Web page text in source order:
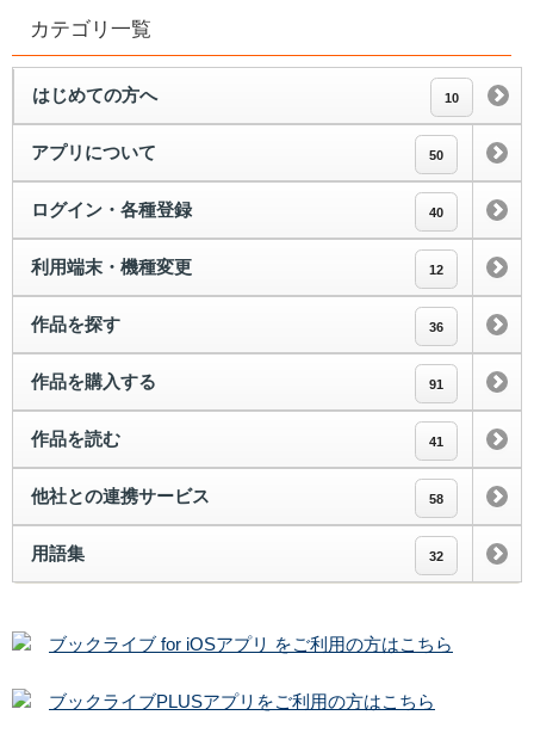
カテゴリ一覧
はじめての方へ 10
アプリについて 50
ログイン・各種登録 40
利用端末・機種変更 12
作品を探す 36
作品を購入する 91
作品を読む 41
他社との連携サービス 58
用語集 32
ブックライブ for iOSアプリ をご利用の方はこちら
ブックライブPLUSアプリをご利用の方はこちら